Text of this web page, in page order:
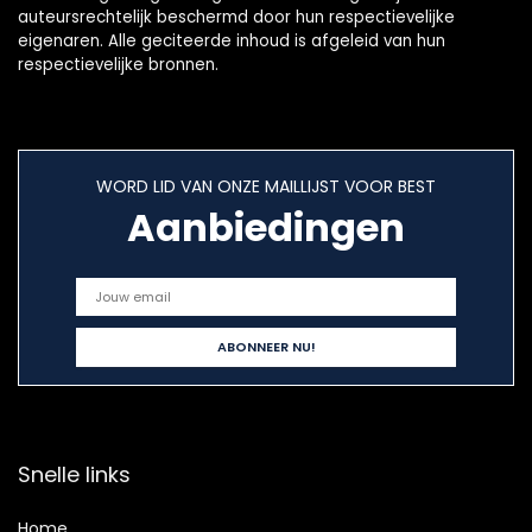
auteursrechtelijk beschermd door hun respectievelijke
eigenaren. Alle geciteerde inhoud is afgeleid van hun
respectievelijke bronnen.
WORD LID VAN ONZE MAILLIJST VOOR BEST
Aanbiedingen
Snelle links